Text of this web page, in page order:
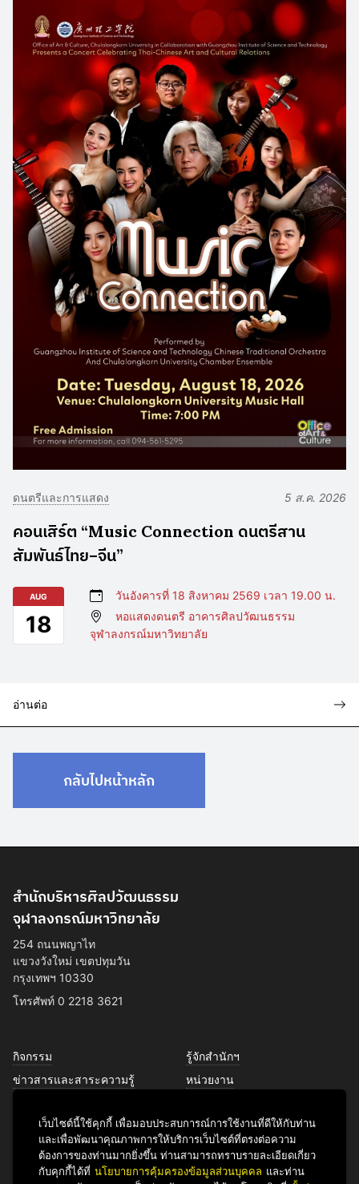
ดนตรีและการแสดง 5 ส.ค. 2026
คอนเสิร์ต “Music Connection ดนตรีสาน
สัมพันธ์ไทย–จีน”
AUG
18
วันอังคารที่ 18 สิงหาคม 2569 เวลา 19.00 น.
หอแสดงดนตรี อาคารศิลปวัฒนธรรม
จุฬาลงกรณ์มหาวิทยาลัย
อ่านต่อ
กลับไปหน้าหลัก
สำนักบริหารศิลปวัฒนธรรม
จุฬาลงกรณ์มหาวิทยาลัย
254 ถนนพญาไท
แขวงวังใหม่ เขตปทุมวัน
กรุงเทพฯ 10330
โทรศัพท์ 0 2218 3621
กิจกรรม
ข่าวสารและสาระความรู้
ศิลปวัฒนธรรม
รู้จักสำนักฯ
หน่วยงาน
บริการของเรา
ติดต่อเรา
เว็บไซต์นี้ใช้คุกกี้ เพื่อมอบประสบการณ์การใช้งานที่ดีให้กับท่าน
และเพื่อพัฒนาคุณภาพการให้บริการเว็บไซต์ที่ตรงต่อความ
ต้องการของท่านมากยิ่งขึ้น ท่านสามารถทราบรายละเอียดเกี่ยว
กับคุกกี้ได้ที่ นโยบายการคุ้มครองข้อมูลส่วนบุคคล และท่าน